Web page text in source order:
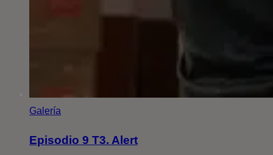
Galería
Episodio 9 T3. Alert